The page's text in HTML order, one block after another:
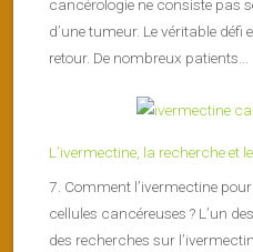
cancérologie ne consiste pas
d’une tumeur. Le véritable défi
retour. De nombreux patients...
L’ivermectine, la recherche et
7. Comment l’ivermectine
cellules cancéreuses ? L’un
des recherches sur